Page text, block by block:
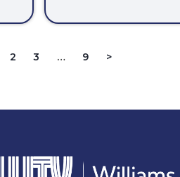
2 3 … 9 >